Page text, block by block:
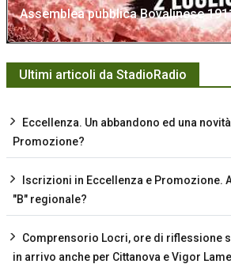
Assemblea pubblica Bovalinese
Ultimi articoli da StadioRadio
Eccellenza. Un abbandono ed una
Promozione?
Iscrizioni in Eccellenza e Promozione.
"B" regionale?
Comprensorio Locri, ore di riflessione
in arrivo anche per Cittanova e Vigor